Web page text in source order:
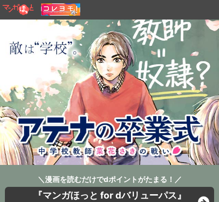
＼漫画を読むだけでdポイントがたまる！／
『マンガほっと for dバリューパス』